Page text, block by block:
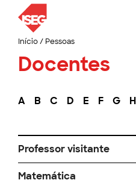
Início/ Pessoas
Docentes
A B C D E F G H
Professor visitante
Matemática